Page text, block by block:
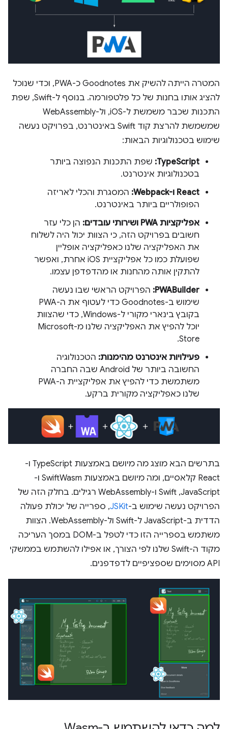
המטרה הייתה להשיק את Goodnotes כ-PWA, וכדי שנוכל
להציג אותו בחנות של כל פלטפורמה. בנוסף ל-Swift, שפת
התכנות שכבר משמשת ל-iOS, ול-WebAssembly
שמשמשת להרצת קוד Swift באינטרנט, בפרויקט נעשה
שימוש בטכנולוגיות הבאות:
TypeScript: שפת התכנות הנפוצה ביותר
בטכנולוגיות אינטרנט.
React ו-Webpack:
המסגרת והכלי לאריזה
הפופולריים ביותר באינטרנט.
אפליקציות PWA ושירותי עובדים:
הן כלי עזר
חשובים בפרויקט הזה, כי הצוות יכול היה לשלוח
את האפליקציה שלנו כאפליקציה אופליין
שפועלת כמו כל אפליקציית iOS אחרת, ואפשר
להתקין אותה מהחנות או מהדפדפן עצמו.
PWABuilder: הפרויקט הראשי שבו נעשה
שימוש ב-Goodnotes כדי לעטוף את ה-PWA
בקובץ בינארי מקורי ל-Windows, כדי שהצוות
יוכל להפיץ את האפליקציה שלנו מ-Microsoft
Store.
פעילויות אינטרנט מהימנות: הטכנולוגיה
החשובה ביותר של Android שבה החברה
משתמשת כדי להפיץ את אפליקציית ה-PWA
שלנו כאפליקציה מקורית ברקע.
בתרשים הבא מוצג מה מיושם באמצעות TypeScript ו-
React קלאסיים, ומה מיושם באמצעות SwiftWasm ו-
JavaScript,‏ Swift ו-WebAssembly רגילים. בחלק הזה של
הפרויקט נעשה שימוש ב-JSKit, ספרייה של יכולת פעולה
הדדית ב-JavaScript ל-Swift ול-WebAssembly. הצוות
משתמש בספרייה הזו כדי לטפל ב-DOM במסך העריכה
מקוד ה-Swift שלנו לפי הצורך, או אפילו להשתמש בממשקי
API מסוימים שספציפיים לדפדפנים.